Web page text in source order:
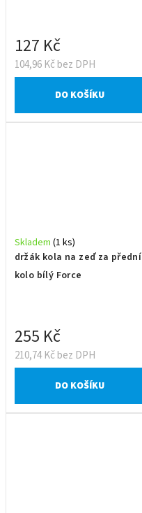
104,96 Kč bez DPH
127 Kč
DO KOŠÍKU
držák kola na zeď za přední
kolo bílý Force
Skladem (1 ks)
210,74 Kč bez DPH
255 Kč
DO KOŠÍKU